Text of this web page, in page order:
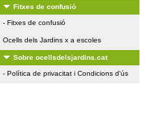
Fitxes de confusió
- Fitxes de confusió
Ocells dels Jardins x a escoles
Sobre ocellsdelsjardins.cat
- Política de privacitat i Condicions d'ús